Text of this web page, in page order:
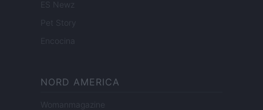
ES Newz
Pet Story
Encocina
NORD AMERICA
Womanmagazine